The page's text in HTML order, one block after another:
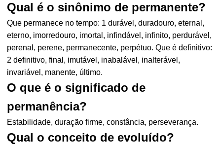
Qual é o sinônimo de permanente?
Que permanece no tempo: 1 durável, duradouro, eternal,
eterno, imorredouro, imortal, infindável, infinito, perdurável,
perenal, perene, permanecente, perpétuo. Que é definitivo:
2 definitivo, final, imutável, inabalável, inalterável,
invariável, manente, último.
O que é o significado de
permanência?
Estabilidade, duração firme, constância, perseverança.
Qual o conceito de evoluído?